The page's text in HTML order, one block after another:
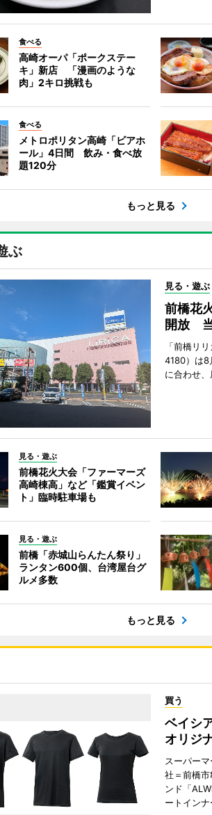
食べる
高崎オーパ「ポークステー
キ」新店 「漫画のような
肉」2キロ挑戦も
食べる
メトロポリタン高崎「ビアホ
ール」4日間 飲み・食べ放
題120分
もっと見る
ぶ
見る・遊ぶ
前橋花
開放
「前橋リ
4180）は8
に合わせ、
見る・遊ぶ
前橋花火大会「ファーマーズ
高崎棟高」など「鑑賞イベン
ト」臨時駐車場も
見る・遊ぶ
前橋「赤城山らんたん祭り」
ランタン600個、台湾屋台グ
ルメ多数
もっと見る
買う
ベイシ
オリジ
スーパー
社＝前橋
ンド「
ートインナ